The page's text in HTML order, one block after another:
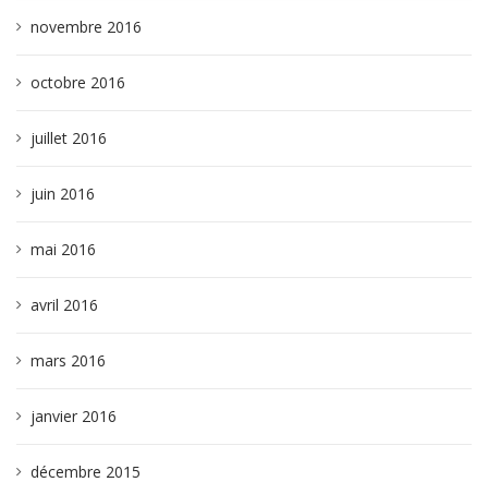
novembre 2016
octobre 2016
juillet 2016
juin 2016
mai 2016
avril 2016
mars 2016
janvier 2016
décembre 2015